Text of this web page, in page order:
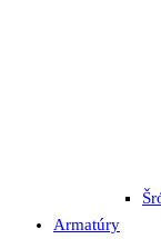
Armatúry